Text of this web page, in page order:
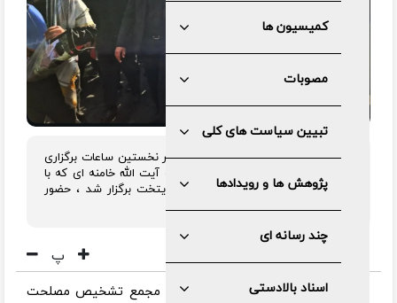
کمیسیون ها
مصوبات
تبیین سیاست های کلی
پژوهش ها و رویدادها
چند رسانه ای
اسناد بالادستی
رئیس مجمع تشخیص مصلحت نظام در نخستین ساعات برگزاری
آیین باشکوه تشییع پیکر مطهر حضرت آیت الله خامنه ای که با
حضور پرشور و میلیونی مردم عزادار پایتخت برگزار شد ، حضور
پ
به گزارش مرکز رسانه و روابط عمومی مجمع تشخیص مصلحت